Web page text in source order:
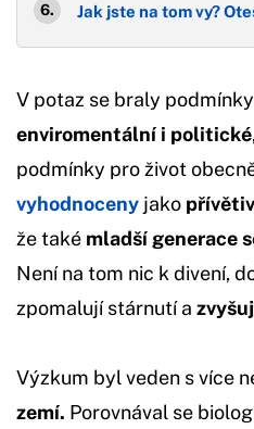
Jak jste na tom vy?
V potaz se braly podmínky
enviromentální i politické
podmínky pro život
vyhodnoceny jako
že také mladší generace
Není na tom nic k divení,
zpomalují stárnutí a
Výzkum byl veden s více
zemí. Porovnával se